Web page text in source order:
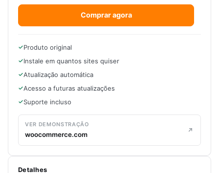
Comprar agora
Produto original
Instale em quantos sites quiser
Atualização automática
Acesso a futuras atualizações
Suporte incluso
VER DEMONSTRAÇÃO
woocommerce.com
Detalhes